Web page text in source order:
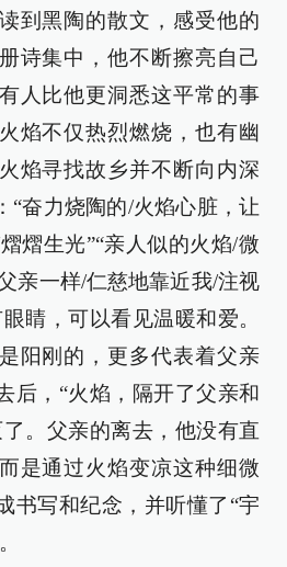
到黑陶的散文，感受他的
诗集中，他不断擦亮自己
人比他更洞悉这平常的事
焰不仅热烈燃烧，也有幽
焰寻找故乡并不断向内深
“奋力烧陶的/火焰心脏，让
熠生光”“亲人似的火焰/微
亲一样/仁慈地靠近我/注视
睛，可以看见温暖和爱。
阳刚的，更多代表着父亲
后，“火焰，隔开了父亲和
。父亲的离去，他没有直
是通过火焰变凉这种细微
书写和纪念，并听懂了“宇